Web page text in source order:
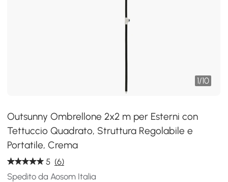
1/10
Outsunny Ombrellone 2x2 m per Esterni con
Tettuccio Quadrato, Struttura Regolabile e
Portatile, Crema
5 (6)
Spedito da Aosom Italia